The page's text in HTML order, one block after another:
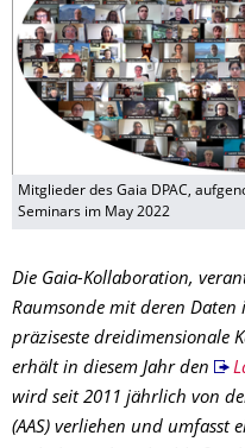
Mitglieder des Gaia DPAC,
Seminars im May 2022
Die Gaia-Kollaboration,
Raumsonde mit deren
präziseste dreidimensionale
erhält in diesem Jahr den
wird seit 2011 jährlich von
(AAS) verliehen und umfasst